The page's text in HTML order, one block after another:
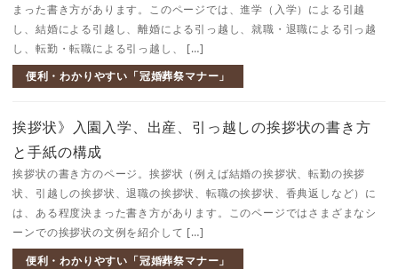
まった書き方があります。このページでは、進学（入学）による引越
し、結婚による引越し、離婚による引っ越し、就職・退職による引っ越
し、転勤・転職による引っ越し、 […]
便利・わかりやすい「冠婚葬祭マナー」
挨拶状》入園入学、出産、引っ越しの挨拶状の書き方
と手紙の構成
挨拶状の書き方のページ。挨拶状（例えば結婚の挨拶状、転勤の挨拶
状、引越しの挨拶状、退職の挨拶状、転職の挨拶状、香典返しなど）に
は、ある程度決まった書き方があります。このページではさまざまなシ
ーンでの挨拶状の文例を紹介して […]
便利・わかりやすい「冠婚葬祭マナー」